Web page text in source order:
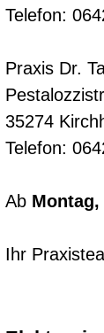
Telefon:
Praxis Dr.
35274
Telefon:
Ab Montag,
Ihr